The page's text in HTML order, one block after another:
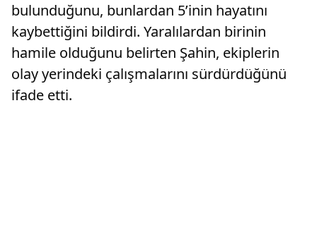
bulunduğunu, bunlardan 5’inin hayatını
kaybettiğini bildirdi. Yaralılardan birinin
hamile olduğunu belirten Şahin, ekiplerin
olay yerindeki çalışmalarını sürdürdüğünü
ifade etti.